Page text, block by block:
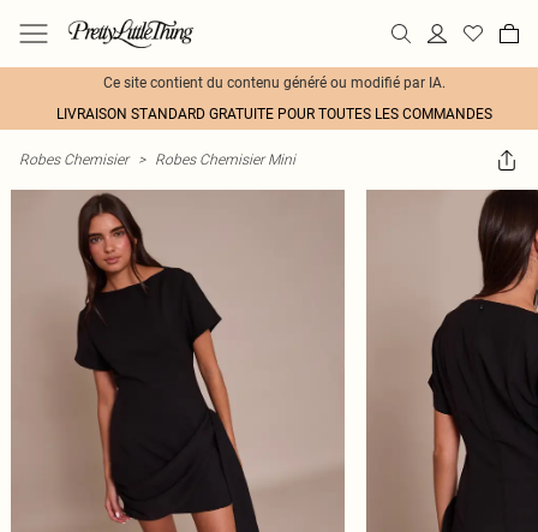
Ce site contient du contenu généré ou modifié par IA.
LIVRAISON STANDARD GRATUITE POUR TOUTES LES COMMANDES
Robes Chemisier > Robes Chemisier Mini